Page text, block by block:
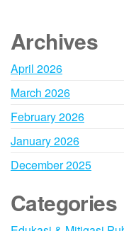
Archives
April 2026
March 2026
February 2026
January 2026
December 2025
Categories